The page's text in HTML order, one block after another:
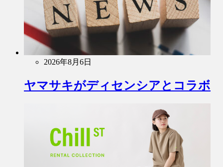
2026年8月6日
ヤマサキがディセンシアとコラボ